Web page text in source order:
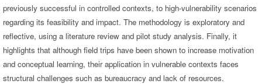
previously successful in controlled contexts, to high-vulnerability scenarios
regarding its feasibility and impact. The methodology is exploratory and
reflective, using a literature review and pilot study analysis. Finally, it
highlights that although field trips have been shown to increase motivation
and conceptual learning, their application in vulnerable contexts faces
structural challenges such as bureaucracy and lack of resources.